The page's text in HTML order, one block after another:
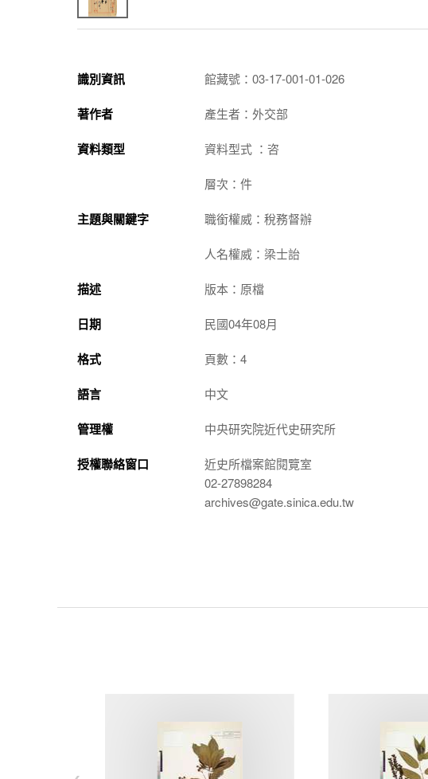
識別資訊 館藏號：03-17-001-01-026
著作者 產生者：外交部
資料類型 資料型式 ：咨
層次：件
主題與關鍵字 職銜權威：稅務督辦
人名權威：梁士詒
描述 版本：原檔
日期 民國04年08月
格式 頁數：4
語言 中文
管理權 中央研究院近代史研究所
授權聯絡窗口
近史所檔案館閱覽室
02-27898284
archives@gate.sinica.edu.tw